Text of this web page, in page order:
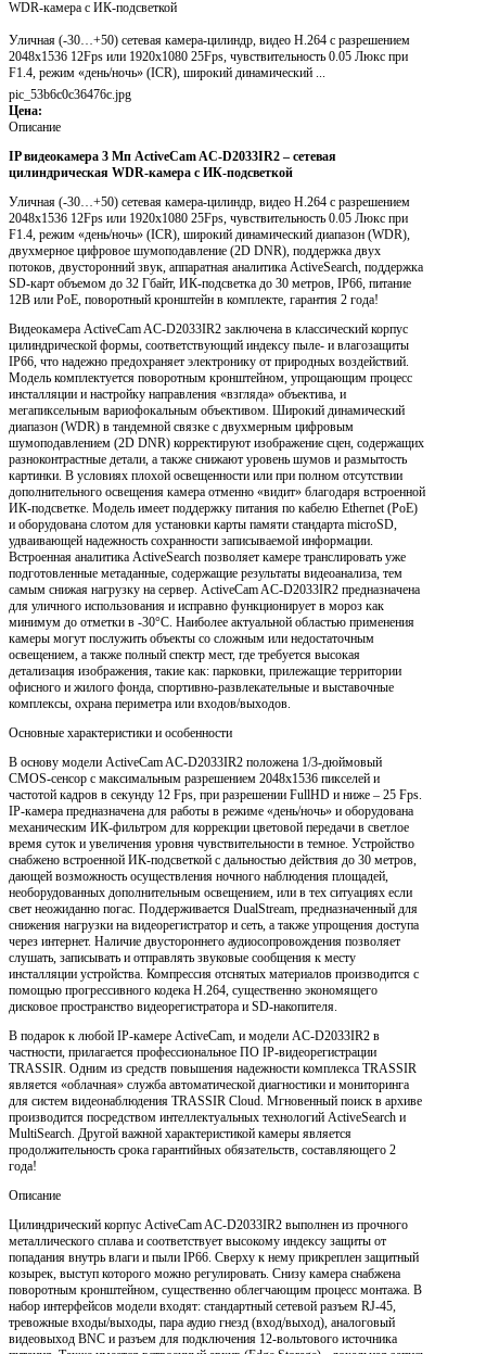
WDR-камера с ИК-подсветкой
Уличная (-30…+50) сетевая камера-цилиндр, видео H.264 с разрешением
2048x1536 12Fps или 1920x1080 25Fps, чувствительность 0.05 Люкс при
F1.4, режим «день/ночь» (ICR), широкий динамический ...
pic_53b6c0c36476c.jpg
Цена:
Описание
IP видеокамера 3 Mп ActiveCam AC-D2033IR2 – сетевая
цилиндрическая WDR-камера с ИК-подсветкой
Уличная (-30…+50) сетевая камера-цилиндр, видео H.264 с разрешением
2048x1536 12Fps или 1920x1080 25Fps, чувствительность 0.05 Люкс при
F1.4, режим «день/ночь» (ICR), широкий динамический диапазон (WDR),
двухмерное цифровое шумоподавление (2D DNR), поддержка двух
потоков, двусторонний звук, аппаратная аналитика ActiveSearch, поддержка
SD-карт объемом до 32 Гбайт, ИК-подсветка до 30 метров, IP66, питание
12В или PoE, поворотный кронштейн в комплекте, гарантия 2 года!
Видеокамера ActiveCam AC-D2033IR2 заключена в классический корпус
цилиндрической формы, соответствующий индексу пыле- и влагозащиты
IP66, что надежно предохраняет электронику от природных воздействий.
Модель комплектуется поворотным кронштейном, упрощающим процесс
инсталляции и настройку направления «взгляда» объектива, и
мегапиксельным вариофокальным объективом. Широкий динамический
диапазон (WDR) в тандемной связке с двухмерным цифровым
шумоподавлением (2D DNR) корректируют изображение сцен, содержащих
разноконтрастные детали, а также снижают уровень шумов и размытость
картинки. В условиях плохой освещенности или при полном отсутствии
дополнительного освещения камера отменно «видит» благодаря встроенной
ИК-подсветке. Модель имеет поддержку питания по кабелю Ethernet (PoE)
и оборудована слотом для установки карты памяти стандарта microSD,
удваивающей надежность сохранности записываемой информации.
Встроенная аналитика ActiveSearch позволяет камере транслировать уже
подготовленные метаданные, содержащие результаты видеоанализа, тем
самым снижая нагрузку на сервер. ActiveCam AC-D2033IR2 предназначена
для уличного использования и исправно функционирует в мороз как
минимум до отметки в -30°C. Наиболее актуальной областью применения
камеры могут послужить объекты со сложным или недостаточным
освещением, а также полный спектр мест, где требуется высокая
детализация изображения, такие как: парковки, прилежащие территории
офисного и жилого фонда, спортивно-развлекательные и выставочные
комплексы, охрана периметра или входов/выходов.
Основные характеристики и особенности
В основу модели ActiveCam AC-D2033IR2 положена 1/3-дюймовый
CMOS-сенсор с максимальным разрешением 2048х1536 пикселей и
частотой кадров в секунду 12 Fps, при разрешении FullHD и ниже – 25 Fps.
IP-камера предназначена для работы в режиме «день/ночь» и оборудована
механическим ИК-фильтром для коррекции цветовой передачи в светлое
время суток и увеличения уровня чувствительности в темное. Устройство
снабжено встроенной ИК-подсветкой с дальностью действия до 30 метров,
дающей возможность осуществления ночного наблюдения площадей,
необорудованных дополнительным освещением, или в тех ситуациях если
свет неожиданно погас. Поддерживается DualStream, предназначенный для
снижения нагрузки на видеорегистратор и сеть, а также упрощения доступа
через интернет. Наличие двустороннего аудиосопровождения позволяет
слушать, записывать и отправлять звуковые сообщения к месту
инсталляции устройства. Компрессия отснятых материалов производится с
помощью прогрессивного кодека H.264, существенно экономящего
дисковое пространство видеорегистратора и SD-накопителя.
В подарок к любой IP-камере ActiveCam, и модели AC-D2033IR2 в
частности, прилагается профессиональное ПО IP-видеорегистрации
TRASSIR. Одним из средств повышения надежности комплекса TRASSIR
является «облачная» служба автоматической диагностики и мониторинга
для систем видеонаблюдения TRASSIR Cloud. Мгновенный поиск в архиве
производится посредством интеллектуальных технологий ActiveSearch и
MultiSearch. Другой важной характеристикой камеры является
продолжительность срока гарантийных обязательств, составляющего 2
года!
Описание
Цилиндрический корпус ActiveCam AC-D2033IR2 выполнен из прочного
металлического сплава и соответствует высокому индексу защиты от
попадания внутрь влаги и пыли IP66. Сверху к нему прикреплен защитный
козырек, выступ которого можно регулировать. Снизу камера снабжена
поворотным кронштейном, существенно облегчающим процесс монтажа. В
набор интерфейсов модели входят: стандартный сетевой разъем RJ-45,
тревожные входы/выходы, пара аудио гнезд (вход/выход), аналоговый
видеовыход BNC и разъем для подключения 12-вольтового источника